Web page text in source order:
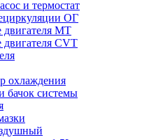
и термостат
ОГ
MT
двигателя CVT
охлаждения
бачок системы